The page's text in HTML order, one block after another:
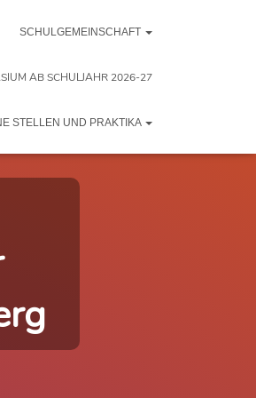
SCHULGEMEINSCHAFT
AB SCHULJAHR 2026-27
STELLEN UND PRAKTIKA